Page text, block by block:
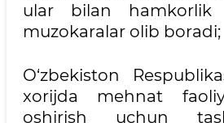
ular bilan hamkorlik
muzokaralar olib boradi;
O‘zbekiston
xorijda mehnat
oshirish uchun